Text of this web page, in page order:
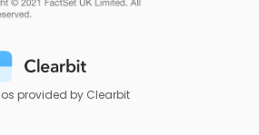
provided by Clearbit